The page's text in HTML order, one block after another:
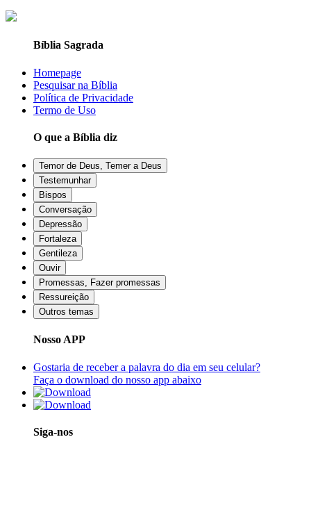
Bíblia Sagrada
Homepage
Pesquisar na Bíblia
Política de Privacidade
Termo de Uso
O que a Bíblia diz
Temor de Deus, Temer a Deus
Testemunhar
Bispos
Conversação
Depressão
Fortaleza
Gentileza
Ouvir
Promessas, Fazer promessas
Ressureição
Outros temas
Nosso APP
Gostaria de receber a palavra do dia em seu celular?
Faça o download do nosso app abaixo
Siga-nos